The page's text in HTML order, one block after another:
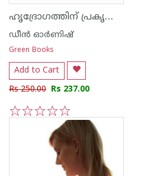
ഹൃദ്രോഗത്തിന് പ്രകൃതിചികിത്സ
ഡീ‌ന്‍‌ ഓര്‍ണിഷ്
Green Books
Add to Cart
Rs 250.00 Rs 237.00
5